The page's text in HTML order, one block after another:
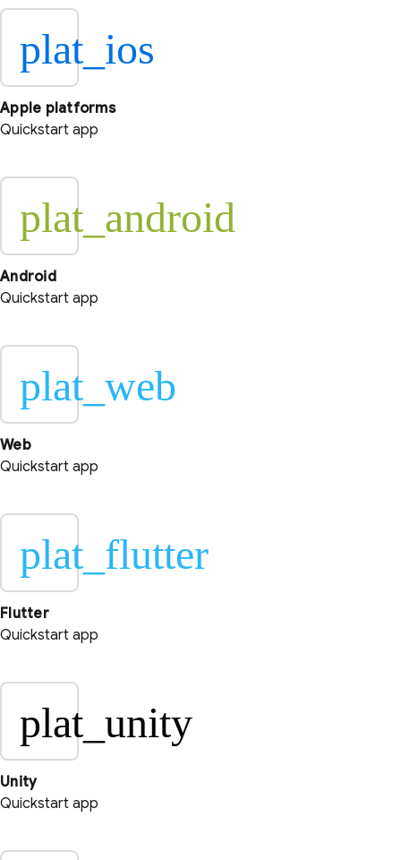
plat_ios
Apple platforms
Quickstart app
plat_android
Android
Quickstart app
plat_web
Web
Quickstart app
plat_flutter
Flutter
Quickstart app
plat_unity
Unity
Quickstart app